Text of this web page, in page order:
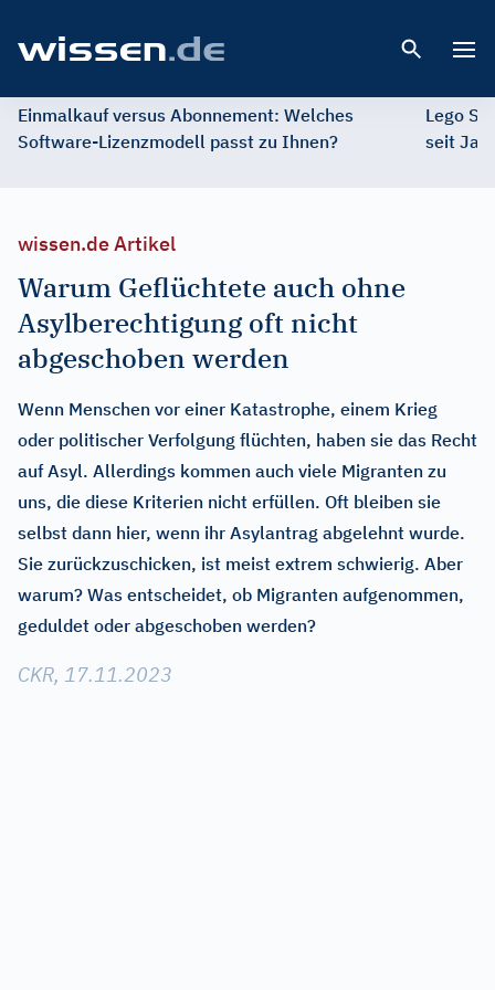
Einmalkauf versus Abonnement: Welches
Software-Lizenzmodell passt zu Ihnen?
Lego
seit
wissen.de Artikel
Warum Geflüchtete auch ohne
Asylberechtigung oft nicht
abgeschoben werden
Wenn Menschen vor einer Katastrophe, einem Krieg
oder politischer Verfolgung flüchten, haben sie das Recht
auf Asyl. Allerdings kommen auch viele Migranten zu
uns, die diese Kriterien nicht erfüllen. Oft bleiben sie
selbst dann hier, wenn ihr Asylantrag abgelehnt wurde.
Sie zurückzuschicken, ist meist extrem schwierig. Aber
warum? Was entscheidet, ob Migranten aufgenommen,
geduldet oder abgeschoben werden?
CKR, 17.11.2023